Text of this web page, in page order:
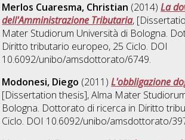
Merlos Cuaresma, Christian (2014)La
dell'Amministrazione Tributaria,
Mater Studiorum Università di Bologna.
Diritto tributario europeo, 25 Ciclo. DOI
10.6092/unibo/amsdottorato/6749.
Modonesi, Diego (2011)L'obbligazione
[Dissertation thesis], Alma Mater
Bologna. Dottorato di ricerca in Diritto
Ciclo. DOI 10.6092/unibo/amsdottorato/